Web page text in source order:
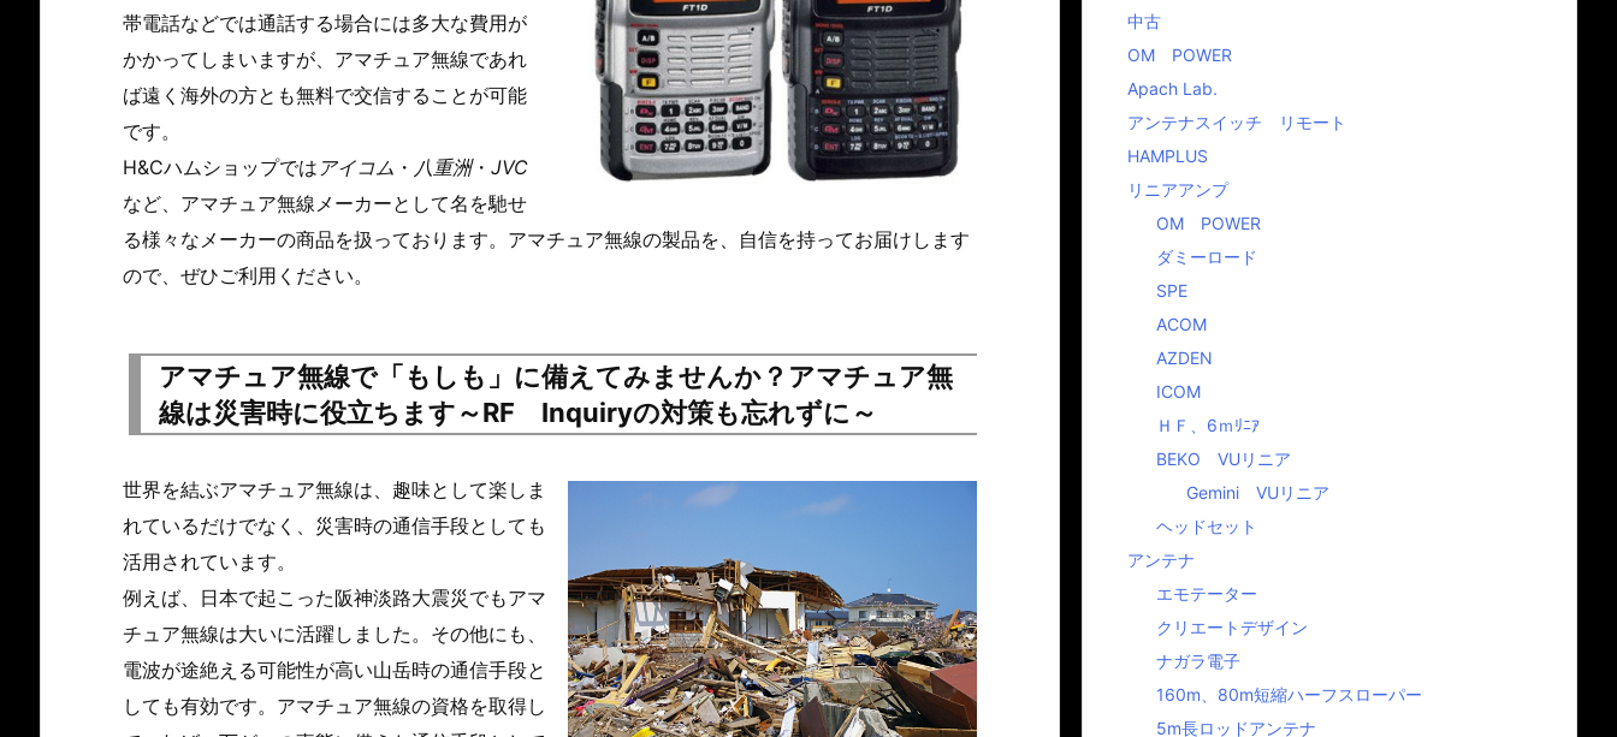
帯電話などでは通話する場合には多大な費用が
かかってしまいますが、アマチュア無線であれ
ば遠く海外の方とも無料で交信することが可能
です。
H&Cハムショップでは アイコム ・ 八重洲・ JVC
など、アマチュア無線メーカーとして名を馳せ
る様々なメーカーの商品を扱っております。アマチュア無線の製品を、自信を持ってお届けします
ので、ぜひご利用ください。
アマチュア無線で「もしも」に備えてみませんか？アマチュア無
線は災害時に役立ちます～RF Inquiryの対策も忘れずに～
世界を結ぶアマチュア無線は、趣味として楽しま
れているだけでなく、災害時の通信手段としても
活用されています。
例えば、日本で起こった阪神淡路大震災でもアマ
チュア無線は大いに活躍しました。その他にも、
電波が途絶える可能性が高い山岳時の通信手段と
しても有効です。アマチュア無線の資格を取得し
中古
OM POWER
Apach Lab.
アンテナスイッチ リモート
HAMPLUS
リニアアンプ
OM POWER
ダミーロード
SPE
ACOM
AZDEN
ICOM
ＨＦ、6ｍﾘﾆｱ
BEKO VUリニア
Gemini VUリニア
ヘッドセット
アンテナ
エモテーター
クリエートデザイン
ナガラ電子
160m、80m短縮ハーフスローパー
5m長ロッドアンテナ